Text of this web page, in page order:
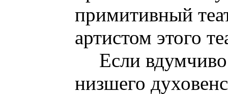
примитивный
артистом этого
Если
низшего